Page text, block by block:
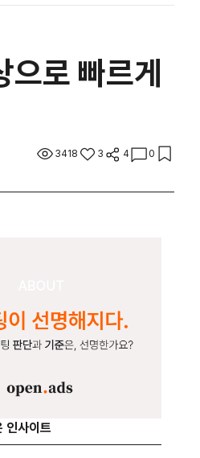
로 빠르게
3418 3 4 0
인사이트